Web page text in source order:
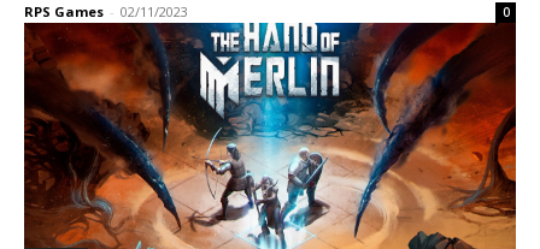
RPS Games - 02/11/2023 0